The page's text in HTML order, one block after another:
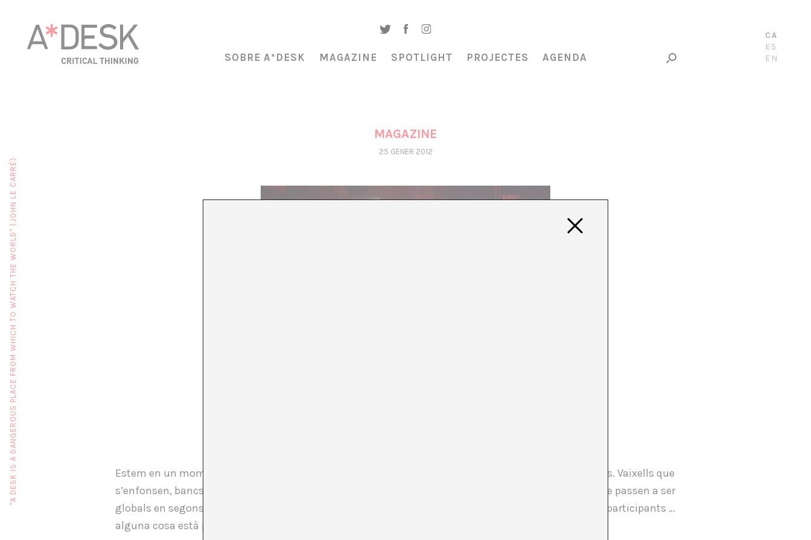
CA
ES
EN
SOBRE A*DESK MAGAZINE SPOTLIGHT PROJECTES AGENDA
MAGAZINE
25 GENER 2012
Estem en un moment de canvis rapidíssims. La realitat supera la ficció pel que fa a generació d’inputs. Vaixells que
s’enfonsen, bancs que són reflotats, llocs web que es tanquen, polítics als jutjats, protestes locals que passen a ser
globals en segons, projectes abans utòpics que ara reben finançament directament dels seus futurs participants …
alguna cosa està passant, i està passant ara.
"A DESK IS A DANGEROUS PLACE FROM WHICH TO WATCH THE WORLD" (JOHN LE CARRÉ)